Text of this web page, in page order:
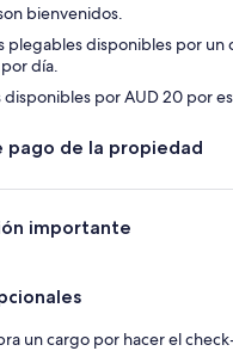
bienvenidos.
plegables disponibles por un
día.
disponibles por AUD 20 por
pago de la propiedad
importante
un cargo por hacer el